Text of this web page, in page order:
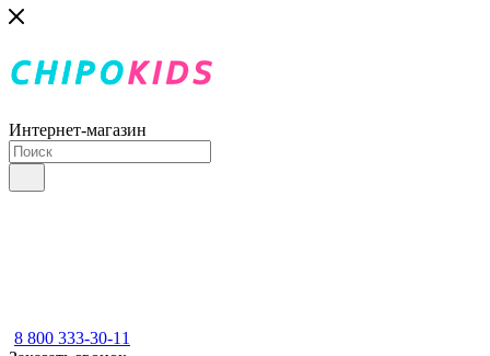
Интернет-магазин
8 800 333-30-11